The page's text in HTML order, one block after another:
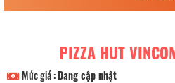
PIZZA HUT
Mức giá :Đang cập nhật